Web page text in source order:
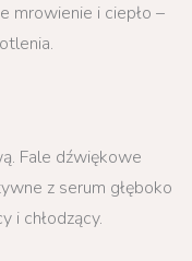
mrowienie i ciepło –
Fale dźwiękowe
z serum głęboko
i chłodzący.